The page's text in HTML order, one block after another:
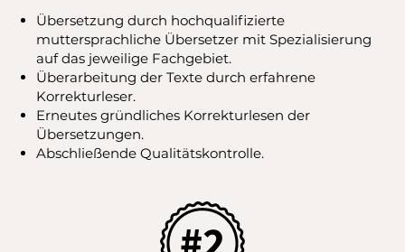
Übersetzung durch hochqualifizierte
muttersprachliche Übersetzer mit Spezialisierung
auf das jeweilige Fachgebiet.
Überarbeitung der Texte durch erfahrene
Korrekturleser.
Erneutes gründliches Korrekturlesen der
Übersetzungen.
Abschließende Qualitätskontrolle.